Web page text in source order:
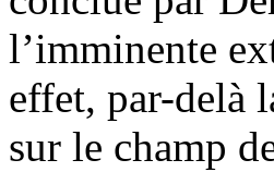
l’imminente
effet, par-delà
sur le champ